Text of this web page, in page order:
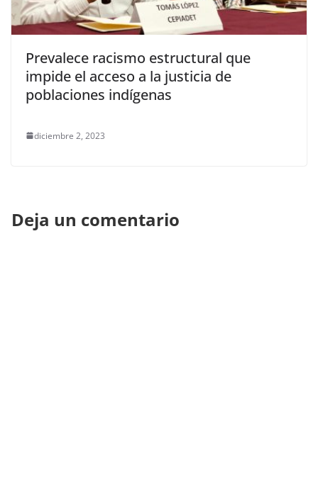
Prevalece racismo estructural que
impide el acceso a la justicia de
poblaciones indígenas
diciembre 2, 2023
Deja un comentario